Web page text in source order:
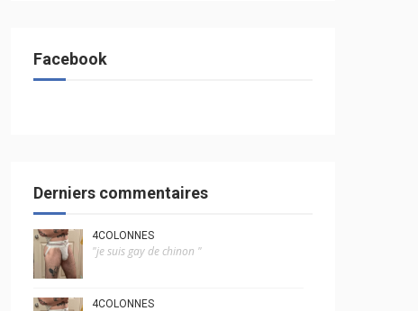
Facebook
Derniers commentaires
4COLONNES
"je suis gay de chinon "
4COLONNES